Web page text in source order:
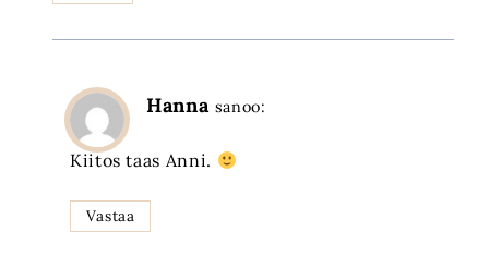
Hanna sanoo:
Kiitos taas Anni.
Vastaa